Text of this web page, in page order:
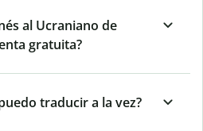
al Ucraniano de
gratuita?
traducir a la vez?